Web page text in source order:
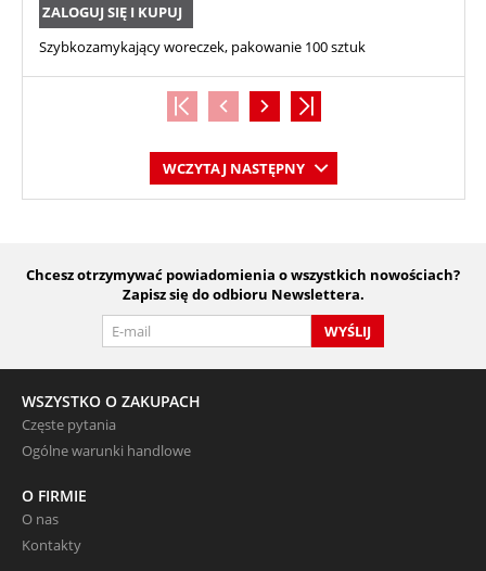
ZALOGUJ SIĘ I KUPUJ
Szybkozamykający woreczek, pakowanie 100 sztuk
WCZYTAJ NASTĘPNY
Chcesz otrzymywać powiadomienia o wszystkich nowościach?
Zapisz się do odbioru Newslettera.
WYŚLIJ
WSZYSTKO O ZAKUPACH
Częste pytania
Ogólne warunki handlowe
O FIRMIE
O nas
Kontakty